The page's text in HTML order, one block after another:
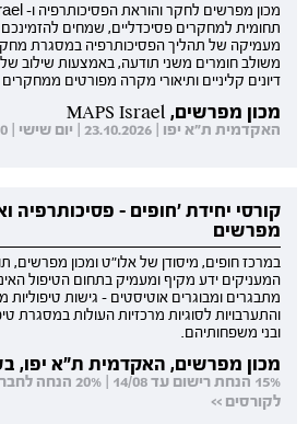
תחומית למחקרים פסיכדליים, שמחים להזמינכם
מעמיקה של תהליך הפסיכותרפיה במסגרת
משולב חומרים משני תודעה, באמצעות שילוב
דיונים קליניים ותיאורי מקרה מפורטים ממחקרים
מכון מפרשים, MAPS Israel
האקדמית ת"א יפו | 23.10.2026 | יום שישי | 08:30-14:00
קורסי יחידת 'חופים - פסיכותרפיה
מפרשים
במרכז חופים, מיסודן של אלו"ט ומכון מפרשים,
המעניקים ידע מקיף ומעמיק בתחום הטיפול
מתבגרים ומבוגרים אוטיסטים - גישות טיפוליות
והתערבויות לסוגיות מרכזיות העולות במסגרת
ובני משפחותיהם.
מכון מפרשים, האקדמית ת"א יפו,
15% הנחת רישום עד
לקורסים >>